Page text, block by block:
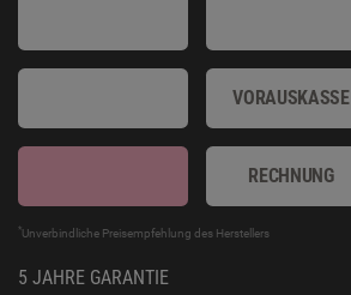
VORAUSKASSE
RECHNUNG
*Unverbindliche Preisempfehlung des Herstellers
5 JAHRE GARANTIE